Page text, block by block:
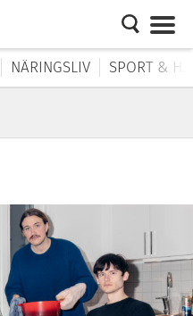
NÄRINGSLIV SPORT &